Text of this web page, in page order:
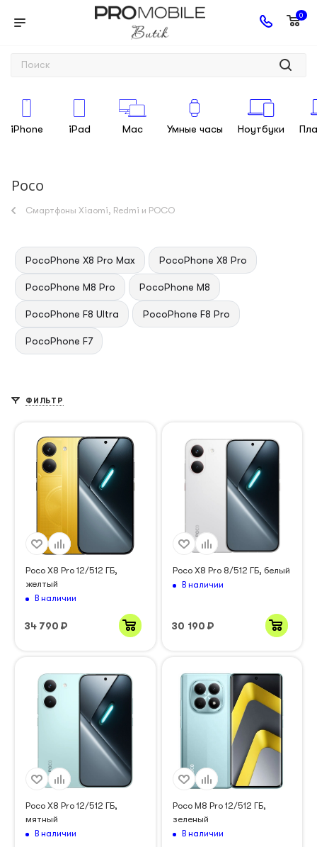
0
iPhone iPad Mac Умные часы Ноутбуки
Poco
Смартфоны Xiaomi, Redmi и POCO
PocoPhone X8 Pro Max PocoPhone X8 Pro
PocoPhone M8 Pro PocoPhone M8
PocoPhone F8 Ultra PocoPhone F8 Pro
PocoPhone F7
ФИЛЬТР
Poco X8 Pro 12/512 ГБ,
желтый
В наличии
34 790 ₽
Poco X8 Pro 8/512 ГБ, белый
В наличии
30 190 ₽
Poco X8 Pro 12/512 ГБ,
мятный
В наличии
Poco M8 Pro 12/512 ГБ,
зеленый
В наличии